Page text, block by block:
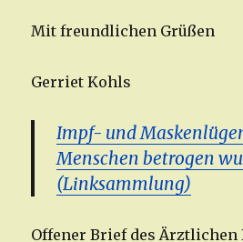
Mit freundlichen Grüßen
Gerriet Kohls
Impf- und
Menschen betrogen
(Linksammlung)
Offener Brief des Ärztlichen